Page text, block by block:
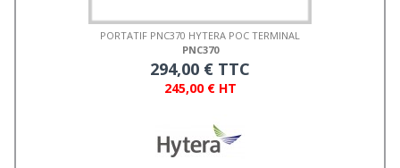
PORTATIF PNC370 HYTERA POC TERMINAL
PNC370
294,00 € TTC
245,00 € HT